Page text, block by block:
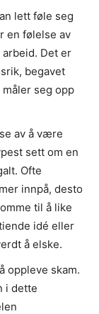
lett føle seg
en følelse av
Det er
begavet
seg opp
av å være
sett om en
Ofte
innpå, desto
til å like
idé eller
å elske.
oppleve skam.
i dette